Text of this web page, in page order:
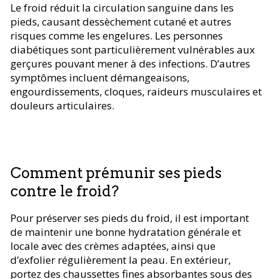
Le froid réduit la circulation sanguine dans les
pieds, causant dessèchement cutané et autres
risques comme les engelures. Les personnes
diabétiques sont particulièrement vulnérables aux
gerçures pouvant mener à des infections. D’autres
symptômes incluent démangeaisons,
engourdissements, cloques, raideurs musculaires et
douleurs articulaires.
Comment prémunir ses pieds
contre le froid?
Pour préserver ses pieds du froid, il est important
de maintenir une bonne hydratation générale et
locale avec des crèmes adaptées, ainsi que
d’exfolier régulièrement la peau. En extérieur,
portez des chaussettes fines absorbantes sous des